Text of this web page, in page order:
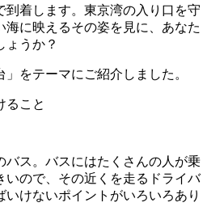
到着します。東京湾の入り口を守
海に映えるその姿を見に、あなた
ょうか？
をテーマにご紹介しました。
こと
バス。バスにはたくさんの人が乗
いので、その近くを走るドライバ
けないポイントがいろいろあり